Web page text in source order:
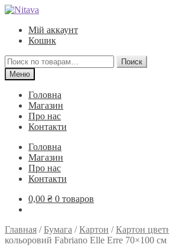
Перейти
навигации
Перейти
содержимому
Мій аккаунт
Кошик
Искать:
Поиск
Меню
Головна
Магазин
Про нас
Контакти
Головна
Магазин
Про нас
Контакти
0,00 ₴ 0 товаров
Главная /Бумага /Картон /Картон
кольоровий Fabriano Elle Erre 70×100 см